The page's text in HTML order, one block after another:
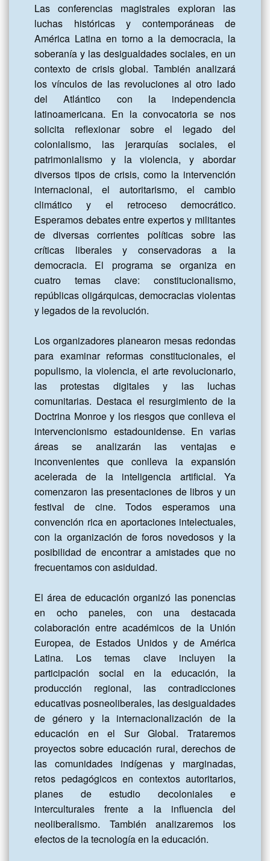
Las conferencias magistrales exploran las
luchas históricas y contemporáneas de
América Latina en torno a la democracia, la
soberanía y las desigualdades sociales, en un
contexto de crisis global. También analizará
los vínculos de las revoluciones al otro lado
del Atlántico con la independencia
latinoamericana. En la convocatoria se nos
solicita reflexionar sobre el legado del
colonialismo, las jerarquías sociales, el
patrimonialismo y la violencia, y abordar
diversos tipos de crisis, como la intervención
internacional, el autoritarismo, el cambio
climático y el retroceso democrático.
Esperamos debates entre expertos y militantes
de diversas corrientes políticas sobre las
críticas liberales y conservadoras a la
democracia. El programa se organiza en
cuatro temas clave: constitucionalismo,
repúblicas oligárquicas, democracias violentas
y legados de la revolución.
Los organizadores planearon mesas redondas
para examinar reformas constitucionales, el
populismo, la violencia, el arte revolucionario,
las protestas digitales y las luchas
comunitarias. Destaca el resurgimiento de la
Doctrina Monroe y los riesgos que conlleva el
intervencionismo estadounidense. En varias
áreas se analizarán las ventajas e
inconvenientes que conlleva la expansión
acelerada de la inteligencia artificial. Ya
comenzaron las presentaciones de libros y un
festival de cine. Todos esperamos una
convención rica en aportaciones intelectuales,
con la organización de foros novedosos y la
posibilidad de encontrar a amistades que no
frecuentamos con asiduidad.
El área de educación organizó las ponencias
en ocho paneles, con una destacada
colaboración entre académicos de la Unión
Europea, de Estados Unidos y de América
Latina. Los temas clave incluyen la
participación social en la educación, la
producción regional, las contradicciones
educativas posneoliberales, las desigualdades
de género y la internacionalización de la
educación en el Sur Global. Trataremos
proyectos sobre educación rural, derechos de
las comunidades indígenas y marginadas,
retos pedagógicos en contextos autoritarios,
planes de estudio decoloniales e
interculturales frente a la influencia del
neoliberalismo. También analizaremos los
efectos de la tecnología en la educación.